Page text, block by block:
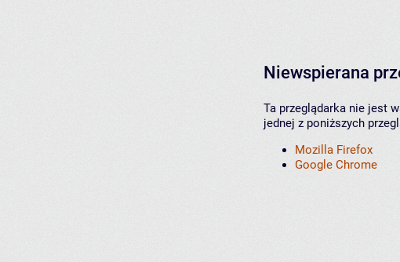
Niewspierana
Ta przeglądarka nie jest
jednej z poniższych
Mozilla Firefox
Google Chrome